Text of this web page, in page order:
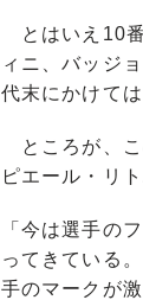
とはいえ10番
ィニ、バッジ
代末にかけて
ところが、こ
ピエール・リ
「今は選手の
ってきている
手のマークが